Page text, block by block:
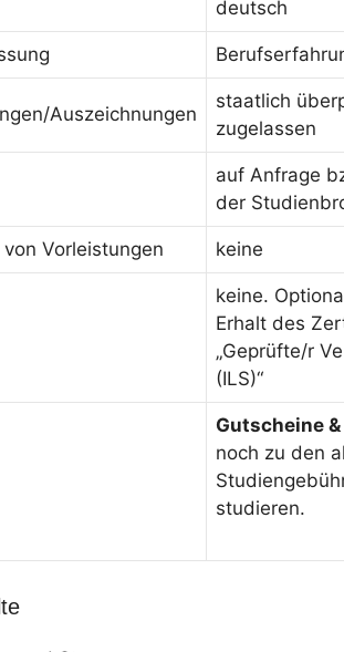
deutsch
Auszeichnungen
staatlich
zugelassen
auf Anfrage
der
Vorleistungen keine
keine.
Erhalt des
„Geprüfte/r
(ILS)“
Gutscheine
noch zu den
studieren.